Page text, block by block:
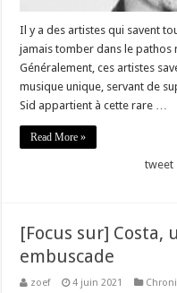
Il y a des artistes qui savent
jamais tomber dans le pathos
Généralement, ces artistes
musique unique, servant de
Sid appartient à cette rare …
Read More »
tweet
[Focus sur]
embuscade
zoef 4 juin 2021